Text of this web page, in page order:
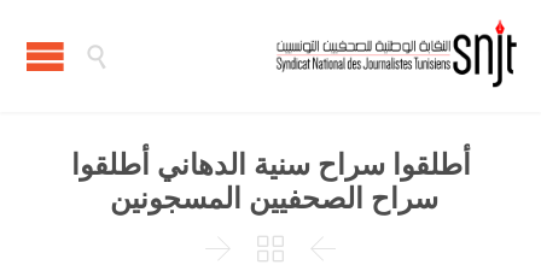

أطلقوا سراح سنية الدهاني أطلقوا
سراح الصحفيين المسجونين


